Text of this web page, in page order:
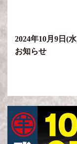
2024年10月9日(
お知らせ